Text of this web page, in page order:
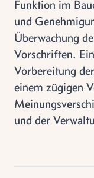
Funktion im
und
Überwachung
Vorschriften.
Vorbereitung
einem zügigen
und der